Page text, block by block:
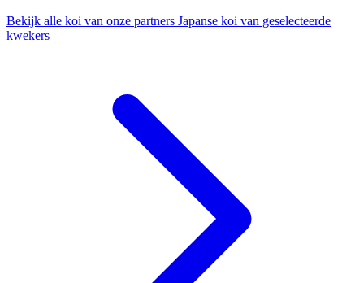
Bekijk alle koi van onze partners Japanse koi van geselecteerde
kwekers